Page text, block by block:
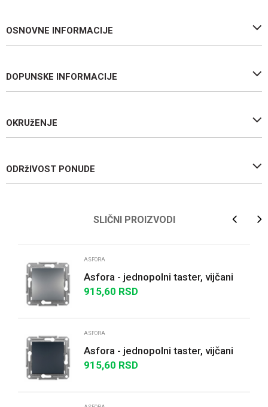
OSNOVNE INFORMACIJE
DOPUNSKE INFORMACIJE
OKRUžENJE
ODRžIVOST PONUDE
Poruka
SLIČNI PROIZVODI
ASFORA
Asfora - jednopolni taster, vijčani
priključak, bez rama, čelik
915,60 RSD
ASFORA
Asfora - jednopolni taster, vijčani
priključak, bez rama, antracit
915,60 RSD